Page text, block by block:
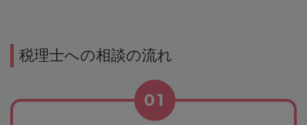
税理士への相談の流れ
01